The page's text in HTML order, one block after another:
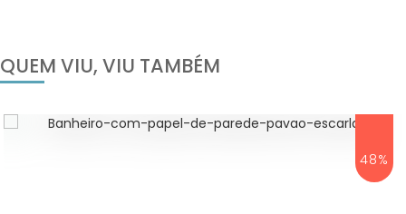
QUEM VIU, VIU TAMBÉM
48%